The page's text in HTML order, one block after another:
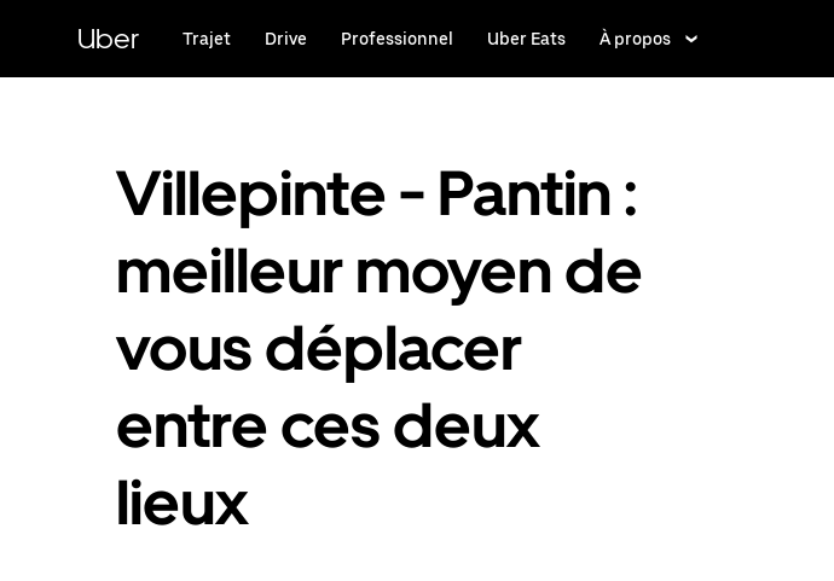
principal
Uber Trajet Drive Professionnel Uber Eats À propos
Villepinte - Pantin :
meilleur moyen de
vous déplacer
entre ces deux
lieux